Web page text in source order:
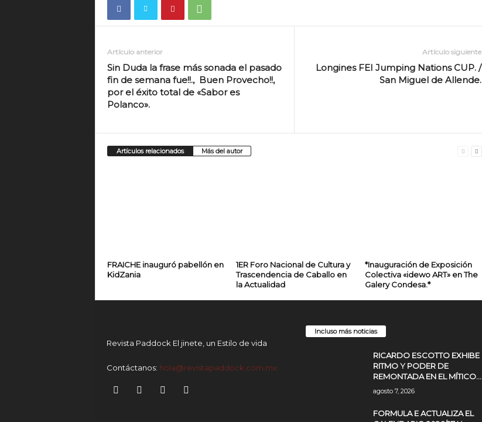
Artículo anterior
Sin Duda la frase más sonada el pasado
fin de semana fue!!., Buen Provecho!!,
por el éxito total de «Sabor es
Polanco».
Artículo siguiente
Longines FEI Jumping Nations CUP. /
San Miguel de Allende.
Artículos relacionados Más del autor
FRAICHE inauguró pabellón en
KidZania
1ER Foro Nacional de Cultura y
Trascendencia de Caballo en
la Actualidad
*Inauguración de Exposición
Colectiva «idewo ART» en The
Galery Condesa.*
Revista Paddock El jinete, un Estilo de vida
Contáctanos: hola@revistapaddock.com.mx
Incluso más noticias
RICARDO ESCOTTO EXHIBE
RITMO Y PODER DE
REMONTADA EN EL MÍTICO...
agosto 7, 2026
FORMULA E ACTUALIZA EL